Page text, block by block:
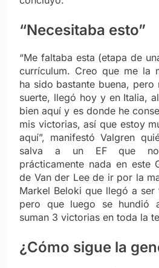
“Necesitaba esto”
“Me faltaba esta (etapa de
currículum. Creo que me la
ha sido bastante buena, pero
suerte, llegó hoy y en Italia,
bien aquí y es donde he
mis victorias, así que estoy
aquí”, manifestó Valgren
salva a un EF que no
prácticamente nada en este
de Van der Lee de ir por la
Markel Beloki que llegó a
pero que luego se hundió
suman 3 victorias en toda la
¿Cómo sigue la